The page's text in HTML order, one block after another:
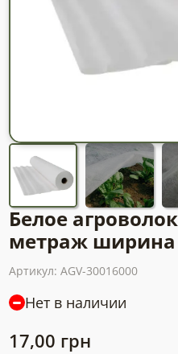
Белое
метраж ширина
Артикул:AGV-30016000
Нет в наличии
17,00 грн